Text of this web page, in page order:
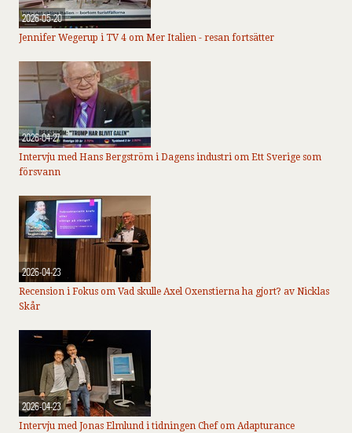
2026-05-20
Jennifer Wegerup i TV 4 om Mer Italien - resan fortsätter
2026-04-27
Intervju med Hans Bergström i Dagens industri om Ett Sverige som
försvann
2026-04-23
Recension i Fokus om Vad skulle Axel Oxenstierna ha gjort? av Nicklas
Skår
2026-04-23
Intervju med Jonas Elmlund i tidningen Chef om Adapturance